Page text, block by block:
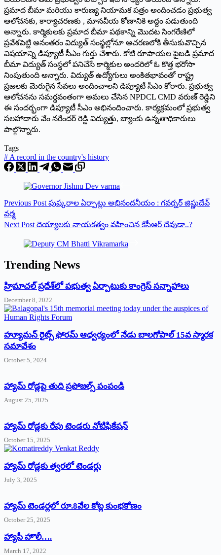
ప్రమాద బీమా మరియు కారుణ్య నియామక పత్రం అందించడం ప్రభుత్వ
ఆలోచనకు, కార్యాచరణకు , మానవీయ కోణానికి అద్దం పడుతుంది
అన్నారు. కార్మికులకు ప్రమాద బీమా పథకాన్ని మొదట సింగరేణిలో
ప్రవేశపెట్టి అనంతరం విద్యుత్ సంస్థల్లోనూ ఆచరణలోకి తీసుకువొచ్చిన
విషయాన్ని డిప్యూటీ సీఎం గుర్తు చేశారు. కోటి రూపాయల పైబడి ప్రమాద
బీమా విద్యుత్ సంస్థలో పనిచేసే కార్మికుల అందరిలో ఓ కొత్త భరోసా
నింపుతుంది అన్నారు. విద్యుత్ ఉద్యోగులు అంకితభావంతో రాష్ట్ర
ప్రజలకు మెరుగైన సేవలు అందించాలని డిప్యూటీ సీఎం కోరారు. ప్రభుత్వ
ఆలోచనను సమర్థవంతంగా అమలు చేసిన NPDCL CMD వరుణ్ రెడ్డిని
ఈ సందర్భంగా డిప్యూటీ సీఎం అభినందించారు. కార్యక్రమంలో ప్రభుత్వ
సలహాదారు వేం నరేందర్ రెడ్డి విద్యుత్తు, బ్యాంకు ఉన్నతాధికారులు
పాల్గొన్నారు.
Tags
# A record in the country's history
Previous Post పుష్కరాల ఏర్పాట్లు అభినందనీయం : గవర్నర్ జిష్ణుదేవ్
వ‌ర్మ‌
Next Post దెయ్యాలకు నాయకత్వం వహించిన కేసీఆర్ దేవుడా..?
Trending News
‌హ్రిమాచల్‌ ‌ప్రదేశ్‌లో పభుత్వ ఏర్పాటుకు కాంగ్రెస్‌ ‌సన్నాహాలు
December 8, 2022
హ్యూమన్‌ రైట్స్‌ ఫోరమ్‌ ఆధ్వర్యంలో నేడు బాలగోపాల్‌ 15వ స్మారక
సమావేశం
October 5, 2024
హ్యామ్‌ రోడ్లపై తుది ప్రపోజల్స్‌ పంపండి
August 25, 2025
హ్యామ్‌ రోడ్లకు రేపు టెండరు నోటిఫికేషన్‌
October 15, 2025
హ్యామ్‌ రోడ్లకు త్వరలో టెండర్లు
July 3, 2025
హ్యామ్‌ ‌టెండర్లలో రూ.8వేల కోట్ల కుంభకోణం
October 25, 2025
హ్యాపీ హొలీ….
March 17, 2022